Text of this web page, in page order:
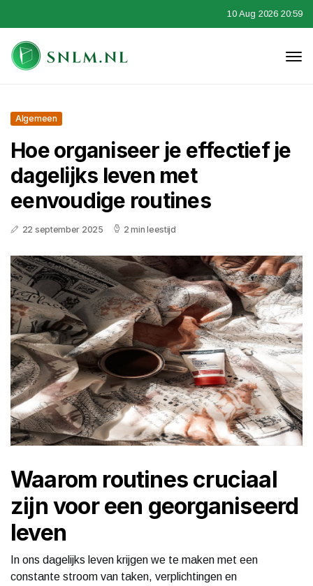
10 Aug 2026 20:59
Algemeen
Hoe organiseer je effectief je
dagelijks leven met
eenvoudige routines
22 september 2025 2 min leestijd
Waarom routines cruciaal
zijn voor een georganiseerd
leven
In ons dagelijks leven krijgen we te maken met een
constante stroom van taken, verplichtingen en